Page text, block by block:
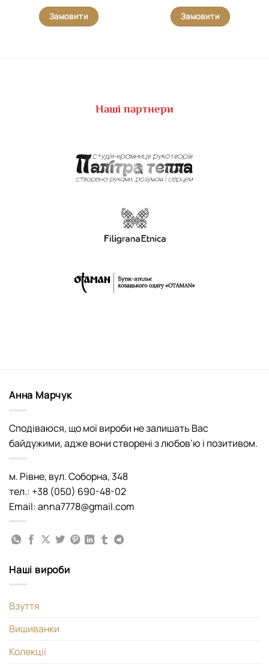
Замовити Замовити
Наші партнери
Анна Марчук
Сподіваюся, що мої вироби не залишать Вас
байдужими, адже вони створені з любов’ю і позитивом.
м. Рівне, вул. Соборна, 348
тел.: +38 (050) 690-48-02
Email: anna7778@gmail.com
Наші вироби
Взуття
Вишиванки
Колекціі